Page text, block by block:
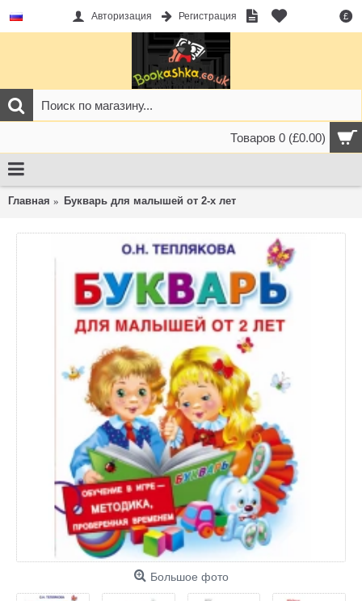
£
Авторизация Регистрация
Товаров 0 (£0.00)
Главная Букварь для малышей от 2-х лет
Большое фото